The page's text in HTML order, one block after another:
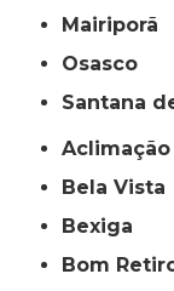
Mairiporã
Osasco
Santana
Aclimação
Bela Vista
Bexiga
Bom